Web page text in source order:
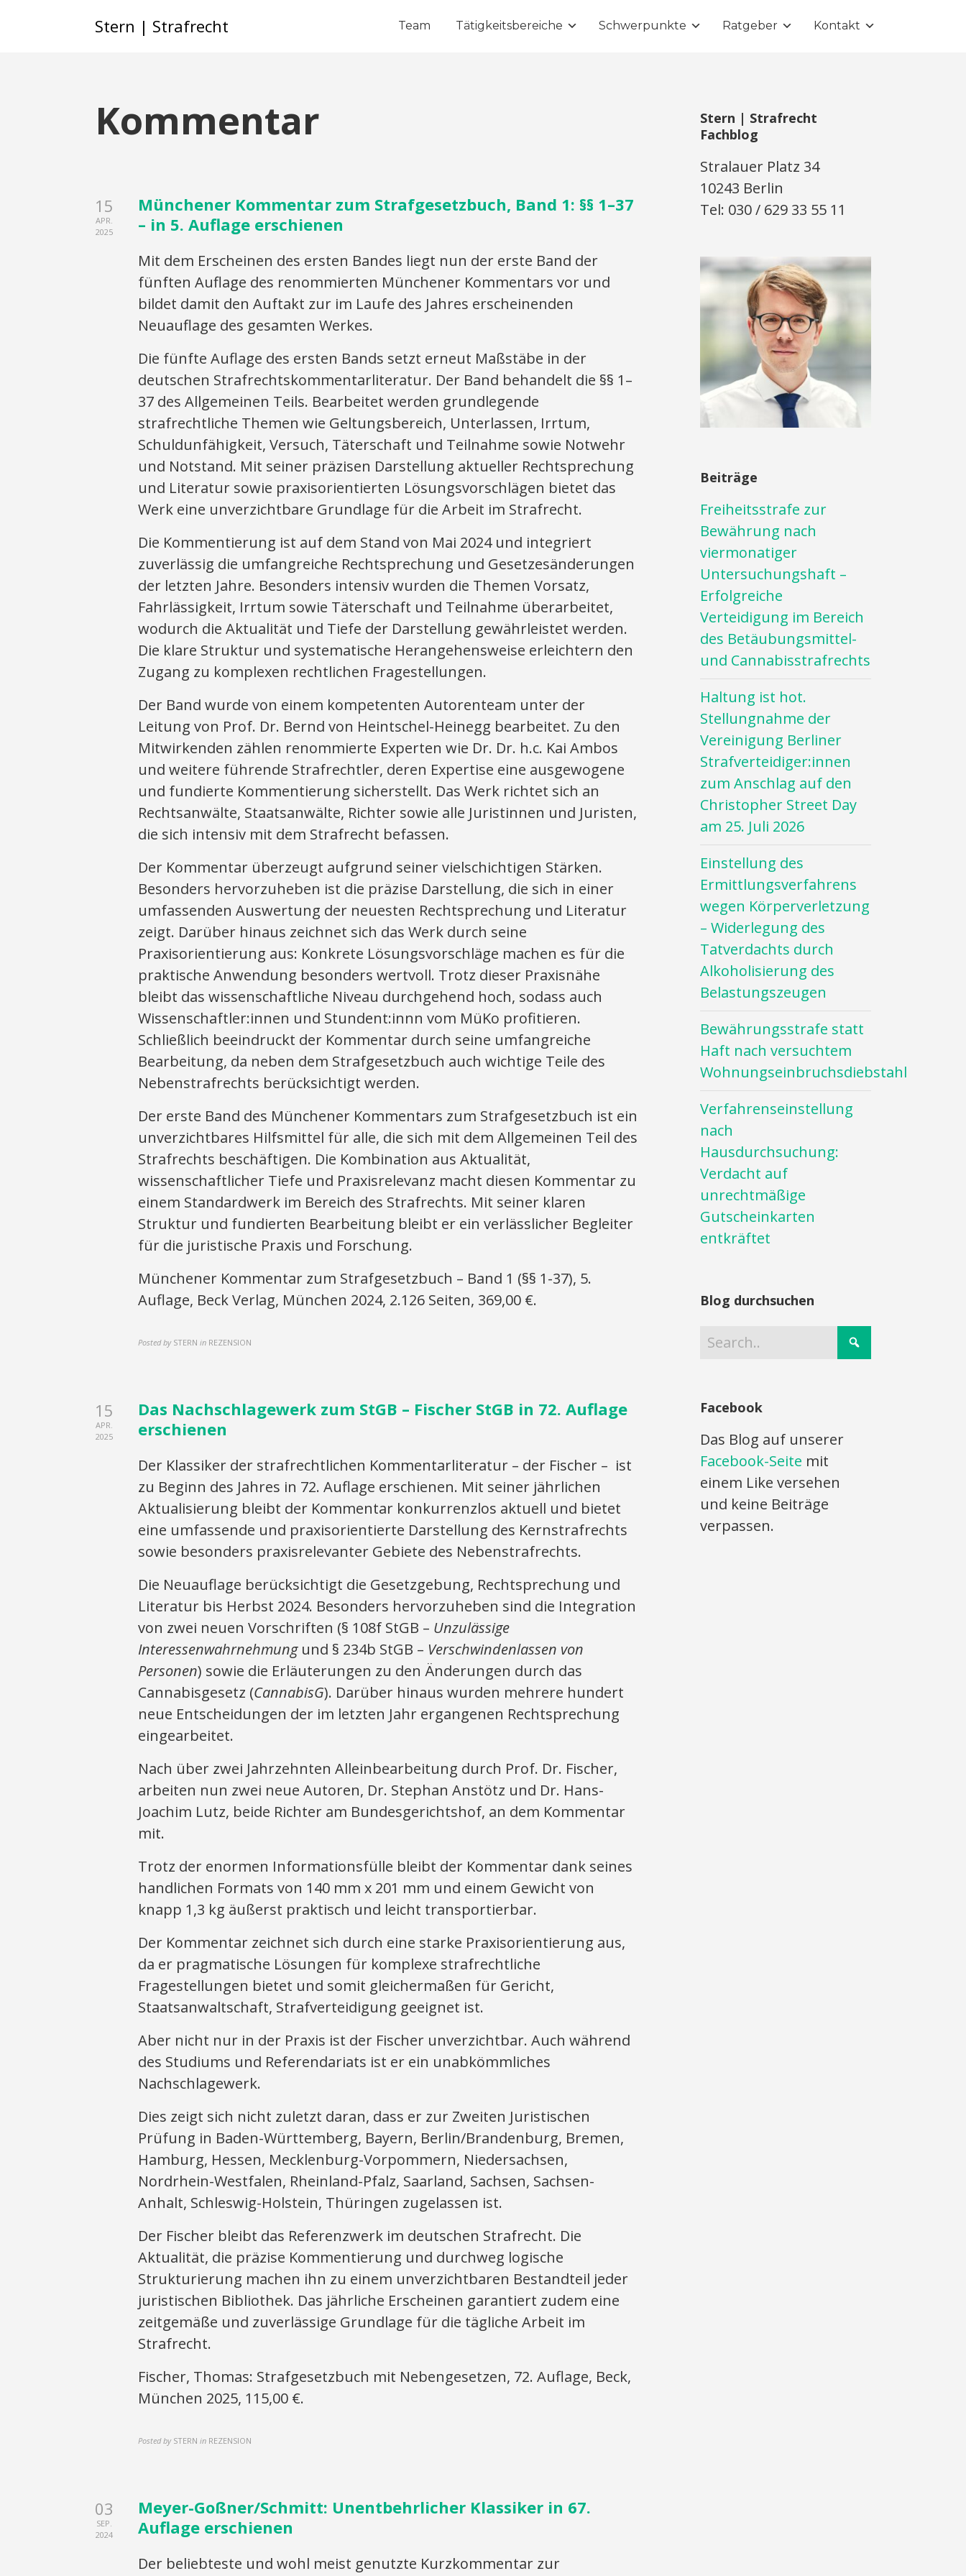
Stern | Strafrecht Team Tätigkeitsbereiche Schwerpunkte Ratgeber Kontakt
Kommentar
15
APR.
2025
Münchener Kommentar zum Strafgesetzbuch, Band 1: §§ 1–37
– in 5. Auflage erschienen
Mit dem Erscheinen des ersten Bandes liegt nun der erste Band der
fünften Auflage des renommierten Münchener Kommentars vor und
bildet damit den Auftakt zur im Laufe des Jahres erscheinenden
Neuauflage des gesamten Werkes.
Die fünfte Auflage des ersten Bands setzt erneut Maßstäbe in der
deutschen Strafrechtskommentarliteratur. Der Band behandelt die §§ 1–
37 des Allgemeinen Teils. Bearbeitet werden grundlegende
strafrechtliche Themen wie Geltungsbereich, Unterlassen, Irrtum,
Schuldunfähigkeit, Versuch, Täterschaft und Teilnahme sowie Notwehr
und Notstand. Mit seiner präzisen Darstellung aktueller Rechtsprechung
und Literatur sowie praxisorientierten Lösungsvorschlägen bietet das
Werk eine unverzichtbare Grundlage für die Arbeit im Strafrecht.
Die Kommentierung ist auf dem Stand von Mai 2024 und integriert
zuverlässig die umfangreiche Rechtsprechung und Gesetzesänderungen
der letzten Jahre. Besonders intensiv wurden die Themen Vorsatz,
Fahrlässigkeit, Irrtum sowie Täterschaft und Teilnahme überarbeitet,
wodurch die Aktualität und Tiefe der Darstellung gewährleistet werden.
Die klare Struktur und systematische Herangehensweise erleichtern den
Zugang zu komplexen rechtlichen Fragestellungen.
Der Band wurde von einem kompetenten Autorenteam unter der
Leitung von Prof. Dr. Bernd von Heintschel-Heinegg bearbeitet. Zu den
Mitwirkenden zählen renommierte Experten wie Dr. Dr. h.c. Kai Ambos
und weitere führende Strafrechtler, deren Expertise eine ausgewogene
und fundierte Kommentierung sicherstellt. Das Werk richtet sich an
Rechtsanwälte, Staatsanwälte, Richter sowie alle Juristinnen und Juristen,
die sich intensiv mit dem Strafrecht befassen.
Der Kommentar überzeugt aufgrund seiner vielschichtigen Stärken.
Besonders hervorzuheben ist die präzise Darstellung, die sich in einer
umfassenden Auswertung der neuesten Rechtsprechung und Literatur
zeigt. Darüber hinaus zeichnet sich das Werk durch seine
Praxisorientierung aus: Konkrete Lösungsvorschläge machen es für die
praktische Anwendung besonders wertvoll. Trotz dieser Praxisnähe
bleibt das wissenschaftliche Niveau durchgehend hoch, sodass auch
Wissenschaftler:innen und Stundent:innn vom MüKo profitieren.
Schließlich beeindruckt der Kommentar durch seine umfangreiche
Bearbeitung, da neben dem Strafgesetzbuch auch wichtige Teile des
Nebenstrafrechts berücksichtigt werden.
Der erste Band des Münchener Kommentars zum Strafgesetzbuch ist ein
unverzichtbares Hilfsmittel für alle, die sich mit dem Allgemeinen Teil des
Strafrechts beschäftigen. Die Kombination aus Aktualität,
wissenschaftlicher Tiefe und Praxisrelevanz macht diesen Kommentar zu
einem Standardwerk im Bereich des Strafrechts. Mit seiner klaren
Struktur und fundierten Bearbeitung bleibt er ein verlässlicher Begleiter
für die juristische Praxis und Forschung.
Münchener Kommentar zum Strafgesetzbuch – Band 1 (§§ 1-37), 5.
Auflage, Beck Verlag, München 2024, 2.126 Seiten, 369,00 €.
Posted by STERN in REZENSION
15
APR.
2025
Das Nachschlagewerk zum StGB – Fischer StGB in 72. Auflage
erschienen
Der Klassiker der strafrechtlichen Kommentarliteratur – der Fischer – ist
zu Beginn des Jahres in 72. Auflage erschienen. Mit seiner jährlichen
Aktualisierung bleibt der Kommentar konkurrenzlos aktuell und bietet
eine umfassende und praxisorientierte Darstellung des Kernstrafrechts
sowie besonders praxisrelevanter Gebiete des Nebenstrafrechts.
Die Neuauflage berücksichtigt die Gesetzgebung, Rechtsprechung und
Literatur bis Herbst 2024. Besonders hervorzuheben sind die Integration
von zwei neuen Vorschriften (§ 108f StGB – Unzulässige
Interessenwahrnehmungund § 234b StGB – Verschwindenlassen von
Personen) sowie die Erläuterungen zu den Änderungen durch das
Cannabisgesetz (CannabisG). Darüber hinaus wurden mehrere hundert
neue Entscheidungen der im letzten Jahr ergangenen Rechtsprechung
eingearbeitet.
Nach über zwei Jahrzehnten Alleinbearbeitung durch Prof. Dr. Fischer,
arbeiten nun zwei neue Autoren, Dr. Stephan Anstötz und Dr. Hans-
Joachim Lutz, beide Richter am Bundesgerichtshof, an dem Kommentar
mit.
Trotz der enormen Informationsfülle bleibt der Kommentar dank seines
handlichen Formats von 140 mm x 201 mm und einem Gewicht von
knapp 1,3 kg äußerst praktisch und leicht transportierbar.
Der Kommentar zeichnet sich durch eine starke Praxisorientierung aus,
da er pragmatische Lösungen für komplexe strafrechtliche
Fragestellungen bietet und somit gleichermaßen für Gericht,
Staatsanwaltschaft, Strafverteidigung geeignet ist.
Aber nicht nur in der Praxis ist der Fischer unverzichtbar. Auch während
des Studiums und Referendariats ist er ein unabkömmliches
Nachschlagewerk.
Dies zeigt sich nicht zuletzt daran, dass er zur Zweiten Juristischen
Prüfung in Baden-Württemberg, Bayern, Berlin/Brandenburg, Bremen,
Hamburg, Hessen, Mecklenburg-Vorpommern, Niedersachsen,
Nordrhein-Westfalen, Rheinland-Pfalz, Saarland, Sachsen, Sachsen-
Anhalt, Schleswig-Holstein, Thüringen zugelassen ist.
Der Fischer bleibt das Referenzwerk im deutschen Strafrecht. Die
Aktualität, die präzise Kommentierung und durchweg logische
Strukturierung machen ihn zu einem unverzichtbaren Bestandteil jeder
juristischen Bibliothek. Das jährliche Erscheinen garantiert zudem eine
zeitgemäße und zuverlässige Grundlage für die tägliche Arbeit im
Strafrecht.
Fischer, Thomas: Strafgesetzbuch mit Nebengesetzen, 72. Auflage, Beck,
München 2025, 115,00 €.
Posted by STERN in REZENSION
03
SEP.
2024
Meyer-Goßner/Schmitt: Unentbehrlicher Klassiker in 67.
Auflage erschienen
Der beliebteste und wohl meist genutzte Kurzkommentar zur
Stern | Strafrecht
Fachblog
Stralauer Platz 34
10243 Berlin
Tel: 030 / 629 33 55 11
Beiträge
Freiheitsstrafe zur
Bewährung nach
viermonatiger
Untersuchungshaft –
Erfolgreiche
Verteidigung im Bereich
des Betäubungsmittel-
und Cannabisstrafrechts
Haltung ist hot.
Stellungnahme der
Vereinigung Berliner
Strafverteidiger:innen
zum Anschlag auf den
Christopher Street Day
am 25. Juli 2026
Einstellung des
Ermittlungsverfahrens
wegen Körperverletzung
– Widerlegung des
Tatverdachts durch
Alkoholisierung des
Belastungszeugen
Bewährungsstrafe statt
Haft nach versuchtem
Wohnungseinbruchsdiebstahl
Verfahrenseinstellung
nach
Hausdurchsuchung:
Verdacht auf
unrechtmäßige
Gutscheinkarten
entkräftet
Blog durchsuchen
Facebook
Das Blog auf unserer
Facebook-Seite mit
einem Like versehen
und keine Beiträge
verpassen.